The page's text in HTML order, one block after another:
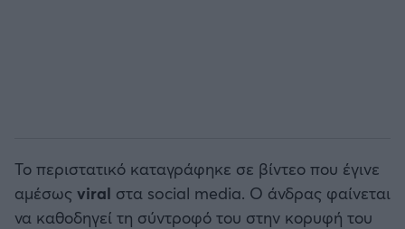
Το περιστατικό καταγράφηκε σε βίντεο που έγινε
αμέσως viral στα social media. Ο άνδρας φαίνεται
να καθοδηγεί τη σύντροφό του στην κορυφή του